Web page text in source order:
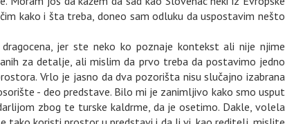
kako i šta treba, doneo sam odluku da uspostavim nešto
jer ste neko ko poznaje kontekst ali nije njime
za detalje, ali mislim da prvo treba da postavimo jedno
Vrlo je jasno da dva pozorišta nisu slučajno izabrana
- deo predstave. Bilo mi je zanimljivo kako smo usput
zbog te turske kaldrme, da je osetimo. Dakle, volela